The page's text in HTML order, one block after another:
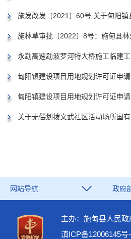
施发改发〔2021〕60号 关于甸阳
施林草审批〔2022〕8号：施甸县
永勐高速勐波罗河特大桥施工临建
甸阳镇建设项目用地规划许可证申
甸阳镇建设项目用地规划许可证申
关于无偿划拨文武社区活动场所国
网站导航 政府
主办：施甸县人民政
滇ICP备12006145号